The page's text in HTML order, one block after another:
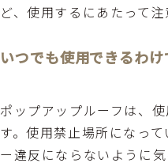
ど、使用するにあたって注
いつでも使用できるわ
ポップアップルーフは、
す。使用禁止場所になっ
ー違反にならないように気